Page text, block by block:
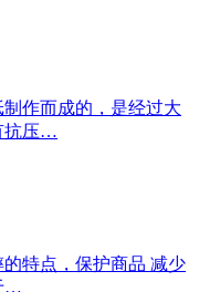
作而成的，是经过大
抗压…
特点，保护商品 减少
…